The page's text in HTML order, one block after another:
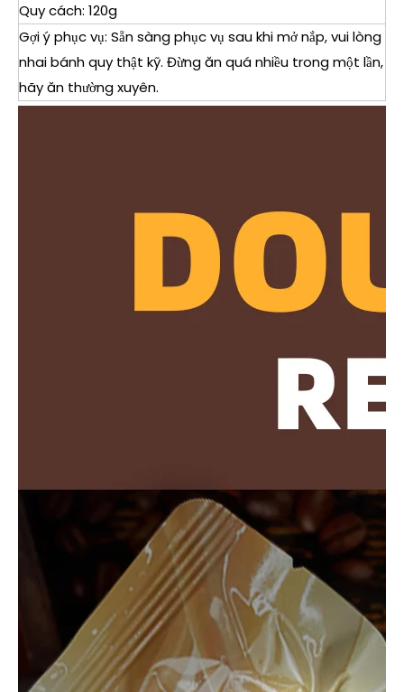
Quy cách: 120g
Gợi ý phục vụ: Sẵn sàng phục vụ sau khi mở nắp, vui lòng
nhai bánh quy thật kỹ. Đừng ăn quá nhiều trong một lần,
hãy ăn thường xuyên.